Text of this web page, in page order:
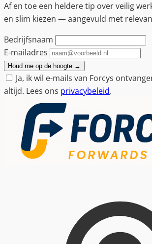
Af en toe een heldere tip over veilig
en slim kiezen — aangevuld met
Bedrijfsnaam
E-mailadres
Houd me op de hoogte →
Ja, ik wil e-mails van Forcys
altijd. Lees ons privacybeleid.